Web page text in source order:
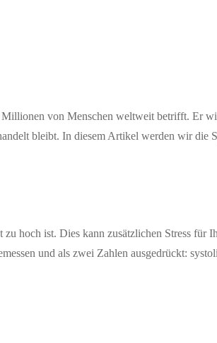
von Menschen weltweit betrifft. Er
bleibt. In diesem Artikel werden wir
hoch ist. Dies kann zusätzlichen Stress für
und als zwei Zahlen ausgedrückt: